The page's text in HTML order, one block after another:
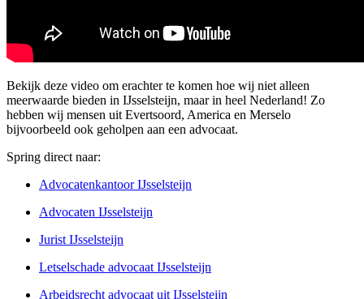
Bekijk deze video om erachter te komen hoe wij niet alleen
meerwaarde bieden in IJsselsteijn, maar in heel Nederland! Zo
hebben wij mensen uit Evertsoord, America en Merselo
bijvoorbeeld ook geholpen aan een advocaat.
Spring direct naar:
Advocatenkantoor IJsselsteijn
Advocaten IJsselsteijn
Jurist IJsselsteijn
Letselschade advocaat IJsselsteijn
Arbeidsrecht advocaat uit IJsselsteijn